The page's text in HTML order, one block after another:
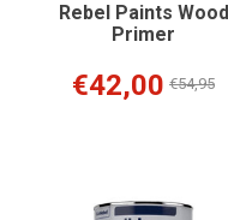
Rebel Paints Wood
Primer
€42,00 €54,95